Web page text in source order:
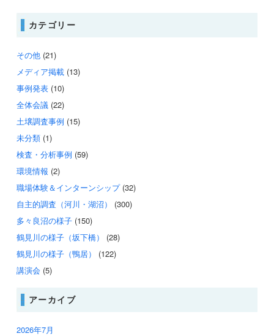
カテゴリー
その他(21)
メディア掲載(13)
事例発表(10)
全体会議 (22)
土壌調査事例 (15)
未分類(1)
検査・分析事例 (59)
環境情報 (2)
職場体験＆インターンシップ(32)
自主的調査（河川・湖沼）
(300)
多々良沼の様子(150)
鶴見川の様子（坂下橋）
(28)
鶴見川の様子（鴨居）
(122)
講演会 (5)
アーカイブ
2026年7月